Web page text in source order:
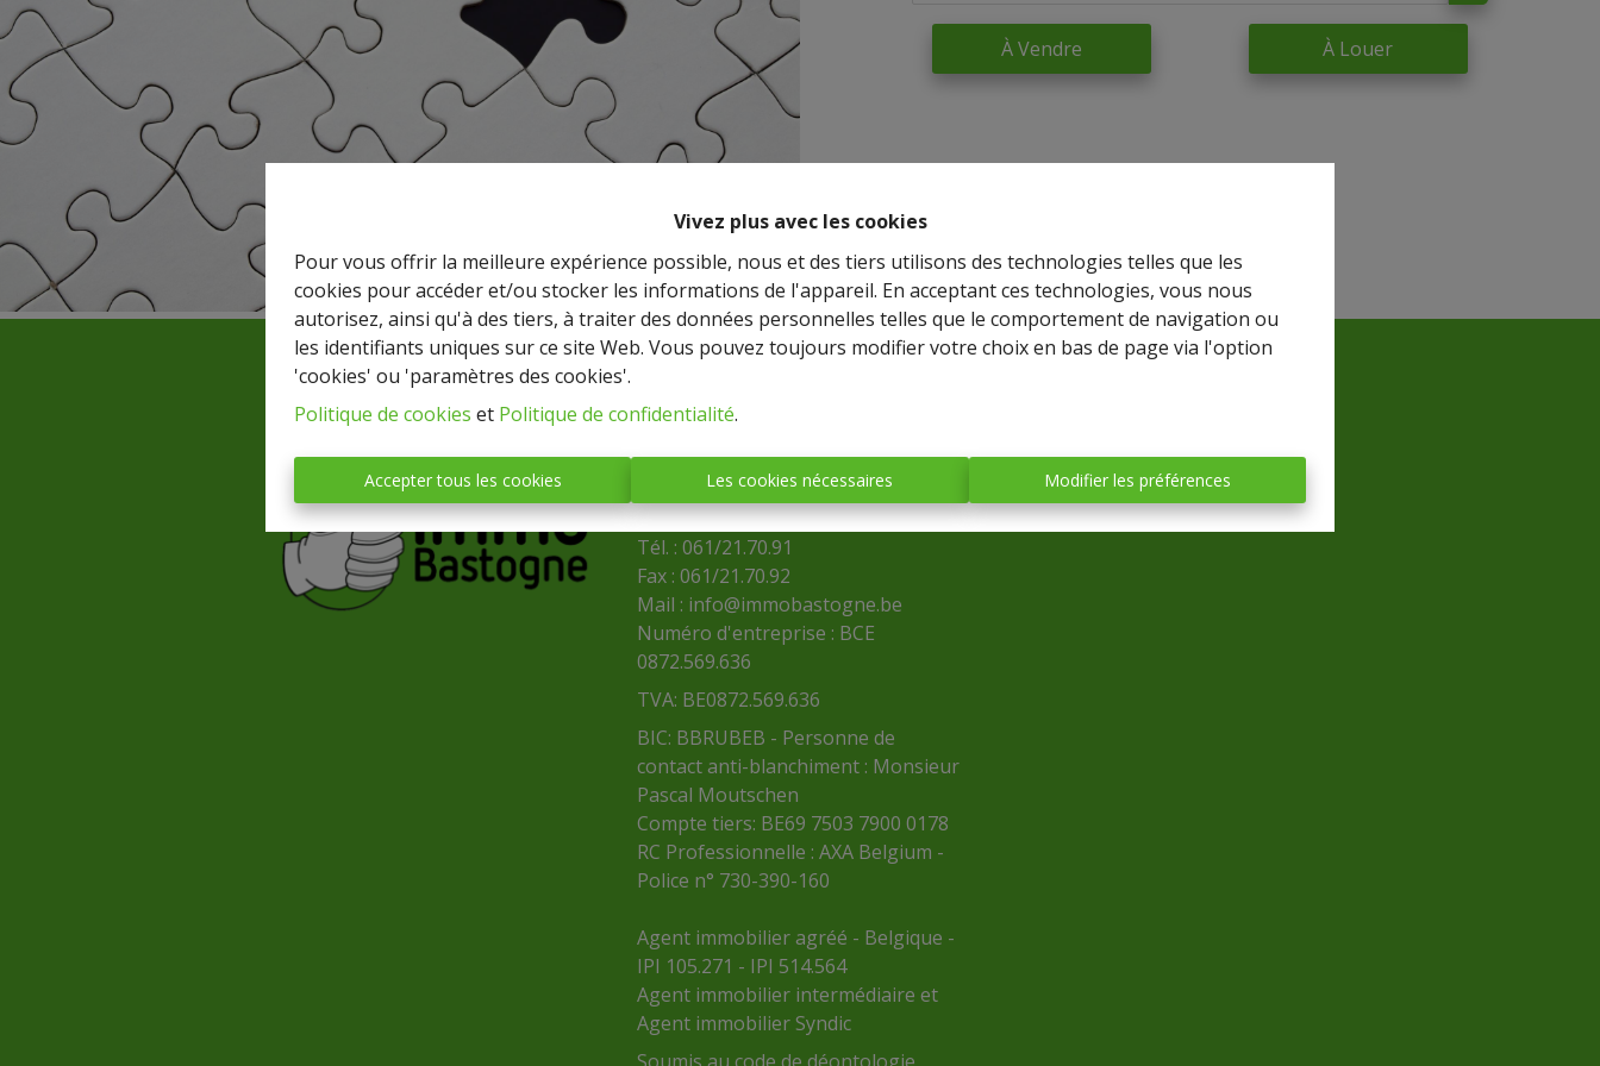
Vivez plus avec les cookies
Pour vous offrir la meilleure expérience possible, nous et des tiers utilisons des technologies telles que les
cookies pour accéder et/ou stocker les informations de l'appareil. En acceptant ces technologies, vous nous
autorisez, ainsi qu'à des tiers, à traiter des données personnelles telles que le comportement de navigation ou
les identifiants uniques sur ce site Web. Vous pouvez toujours modifier votre choix en bas de page via l'option
'cookies' ou 'paramètres des cookies'.
Politique de cookies et Politique de confidentialité.
Accepter tous les cookies Les cookies nécessaires Modifier les préférences
À Vendre À Louer
IMMO BASTOGNE
(société anonyme)
Place Mc Auliffe, 43 - 6600
BASTOGNE
Tél. : 061/21.70.91
Fax : 061/21.70.92
Mail : info@immobastogne.be
Numéro d'entreprise : BCE
0872.569.636
TVA: BE0872.569.636
BIC: BBRUBEB - Personne de
contact anti-blanchiment : Monsieur
Pascal Moutschen
Compte tiers: BE69 7503 7900 0178
RC Professionnelle : AXA Belgium -
Police n° 730-390-160
Agent immobilier agréé - Belgique -
IPI 105.271 - IPI 514.564
Agent immobilier intermédiaire et
Agent immobilier Syndic